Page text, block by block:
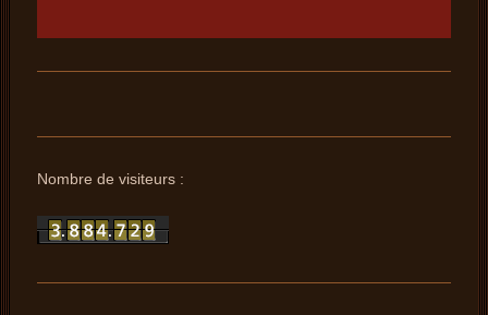
Nombre de visiteurs :